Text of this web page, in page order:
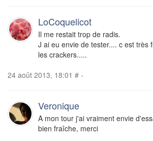
LoCoquelicot
Il me restait trop de radis.
J ai eu envie de tester.... c est très
les crackers.....
24 août 2013, 18:01 # -
Veronique
A mon tour j'ai vraiment envie
bien fraîche, merci